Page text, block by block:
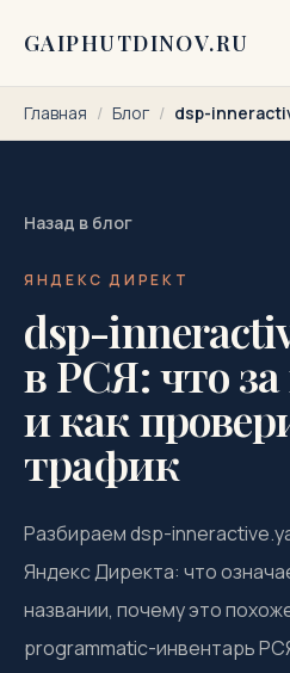
GAIPHUTDINOV.RU
Главная / Блог / dsp-
Назад в блог
ЯНДЕКС ДИРЕКТ
dsp-
в РСЯ: что
и как
трафик
Разбираем dsp-
Яндекс Директа: что
названии, почему это
programmatic-инвентарь